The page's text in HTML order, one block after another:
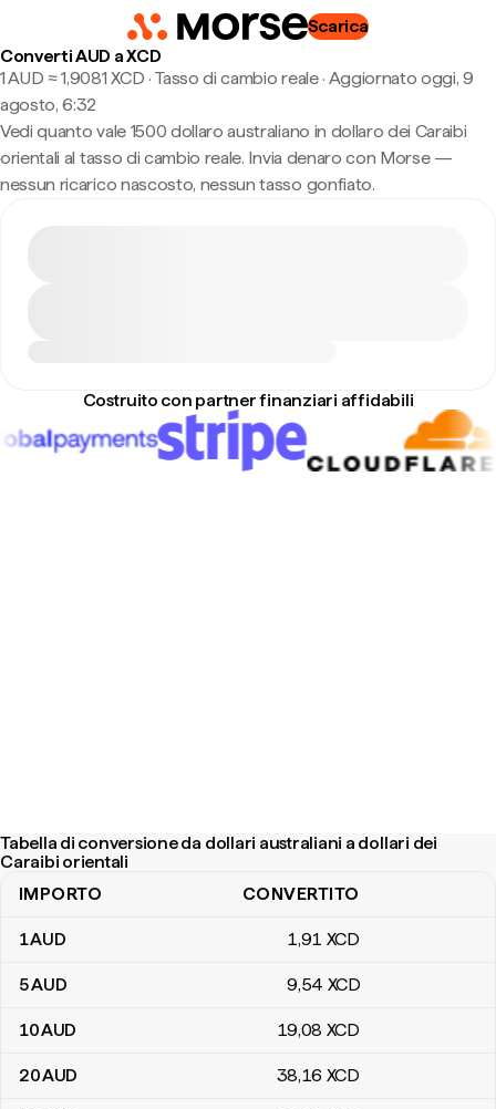
Scarica
Converti AUD a XCD
1 AUD ≈ 1,9081 XCD · Tasso di cambio reale· Aggiornato oggi, 9
agosto, 6:32
Vedi quanto vale 1500 dollaro australiano in dollaro dei Caraibi
orientali al tasso di cambio reale. Invia denaro con Morse —
nessun ricarico nascosto, nessun tasso gonfiato.
Costruito con partner finanziari affidabili
Tabella di conversione da dollari australiani a dollari dei
Caraibi orientali
Tabella di conversione da dollari australiani a dollari dei Caraibi
IMPORTO CONVERTITO
1AUD 1,91 XCD
5AUD 9,54 XCD
10AUD 19,08 XCD
20AUD 38,16 XCD